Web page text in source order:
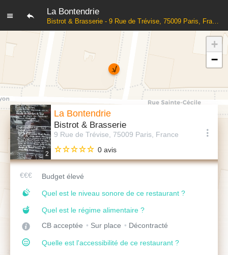
La Bontendrie
Bistrot & Brasserie - 9 Rue de Trévise, 75009 Paris, France
2
La Bontendrie
Bistrot & Brasserie
9 Rue de Trévise, 75009 Paris, France
0 avis
Budget élevé
Quel est le niveau sonore de ce restaurant ?
Quel est le régime alimentaire ?
CB acceptée
Sur place Décontracté
Quelle est l'accessibilité de ce restaurant ?
+
−